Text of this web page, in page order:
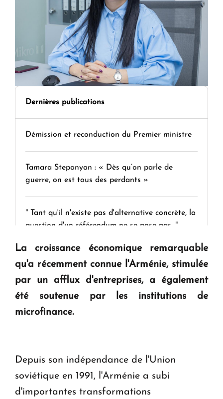
Dernières publications
Démission et reconduction du Premier ministre
Tamara Stepanyan : « Dès qu’on parle de
guerre, on est tous des perdants »
" Tant qu'il n'existe pas d'alternative concrète, la
question d'un référendum ne se pose pas. "
KASA : 30 ans d'audace, de résilience et d'avenir
Le premier hôtel Hyatt Regency d'Arménie
ouvrira ses portes à Dilijan
La croissance économique remarquable
qu'a récemment connue l'Arménie, stimulée
par un afflux d'entreprises, a également
été soutenue par les institutions de
microfinance.
Depuis son indépendance de l'Union
soviétique en 1991, l'Arménie a subi
d'importantes transformations